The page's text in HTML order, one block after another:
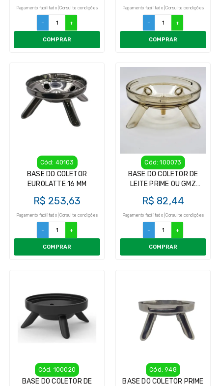
Pagamento facilitado | Consulte condições
- +
COMPRAR
Pagamento facilitado | Consulte condições
- +
COMPRAR
Cód: 40103
BASE DO COLETOR
EUROLATTE 16 MM
R$ 253,63
Pagamento facilitado | Consulte condições
- +
COMPRAR
Cód: 100073
BASE DO COLETOR DE
LEITE PRIME OU GMZ
R$ 82,44
Pagamento facilitado | Consulte condições
- +
COMPRAR
Cód: 100020
BASE DO COLETOR DE
Cód: 948
BASE DO COLETOR PRIME